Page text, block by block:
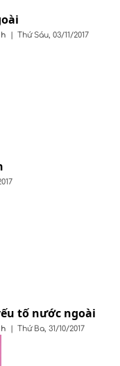
| Thứ Sáu, 03/11/2017
tố nước ngoài
| Thứ Ba, 31/10/2017